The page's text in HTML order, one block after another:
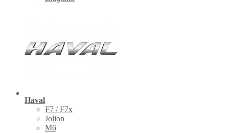
Haval
F7 / F7x
Jolion
M6